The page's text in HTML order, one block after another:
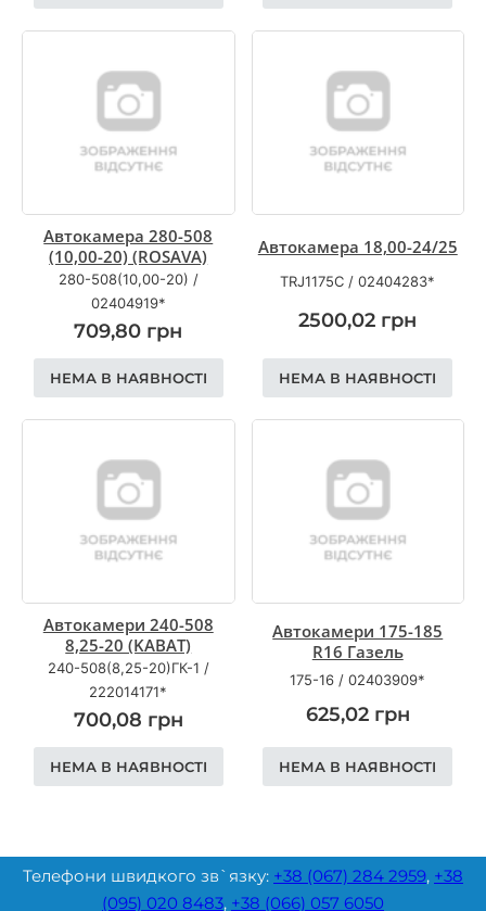
Автокамера 280-508
(10,00-20) (ROSAVA)
280-508(10,00-20) /
02404919*
709,80 грн
НЕМА В НАЯВНОСТІ
Автокамера 18,00-24/25
TRJ1175C /02404283*
2500,02 грн
НЕМА В НАЯВНОСТІ
Автокамери 240-508
8,25-20 (KABAT)
240-508(8,25-20)ГК-1 /
222014171*
700,08 грн
НЕМА В НАЯВНОСТІ
Автокамери 175-185
R16 Газель
175-16 /02403909*
625,02 грн
НЕМА В НАЯВНОСТІ
Телефони швидкого зв`язку: +38 (067) 284 2959, +38
(095) 020 8483, +38 (066) 057 6050